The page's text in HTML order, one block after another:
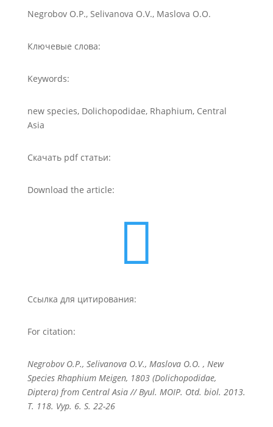
Negrobov O.P., Selivanova O.V., Maslova O.O.
Ключевые слова:
Keywords:
new species, Dolichopodidae, Rhaphium, Central
Asia
Скачать pdf статьи:
Download the article:

Ссылка для цитирования:
For citation:
Negrobov O.P., Selivanova O.V., Maslova O.O. , New
Species Rhaphium Meigen, 1803 (Dolichopodidae,
Diptera) from Central Asia // Byul. MOIP. Otd. biol. 2013.
T. 118. Vyp. 6. S. 22-26